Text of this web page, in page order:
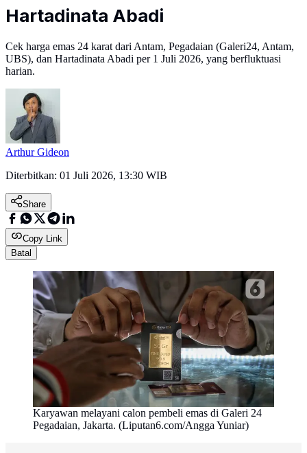
Hartadinata Abadi
Cek harga emas 24 karat dari Antam, Pegadaian (Galeri24, Antam,
UBS), dan Hartadinata Abadi per 1 Juli 2026, yang berfluktuasi
harian.
Arthur Gideon
Diterbitkan: 01 Juli 2026, 13:30 WIB
Share
Copy Link
Batal
Karyawan melayani calon pembeli emas di Galeri 24
Pegadaian, Jakarta. (Liputan6.com/Angga Yuniar)